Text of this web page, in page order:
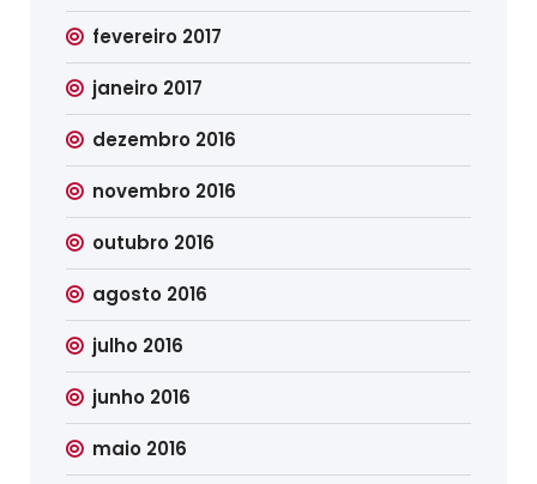
fevereiro 2017
janeiro 2017
dezembro 2016
novembro 2016
outubro 2016
agosto 2016
julho 2016
junho 2016
maio 2016